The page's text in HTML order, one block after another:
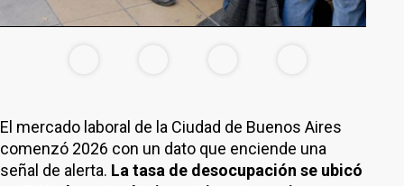
El mercado laboral de la Ciudad de Buenos Aires
comenzó 2026 con un dato que enciende una
señal de alerta. La tasa de desocupación se ubicó